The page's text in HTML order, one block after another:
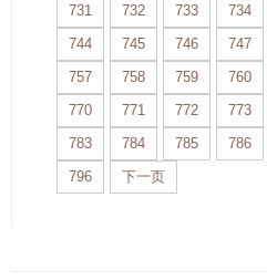
731
732 733 734
744
745 746 747
757
758 759 760
770
771 772 773
783
784 785 786
796
下一页